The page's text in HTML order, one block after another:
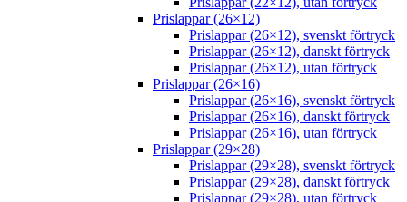
Prislappar (26×12)
Prislappar (26×12), svenskt förtryck
Prislappar (26×12), danskt förtryck
Prislappar (26×12), utan förtryck
Prislappar (26×16)
Prislappar (26×16), svenskt förtryck
Prislappar (26×16), danskt förtryck
Prislappar (26×16), utan förtryck
Prislappar (29×28)
Prislappar (29×28), svenskt förtryck
Prislappar (29×28), danskt förtryck
Prislappar (29×28), utan förtryck